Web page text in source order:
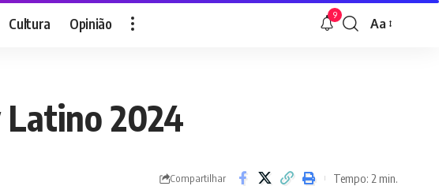
Cultura Opinião 9
Font
Aa
Latino 2024
Compartilhar Tempo: 2 min.